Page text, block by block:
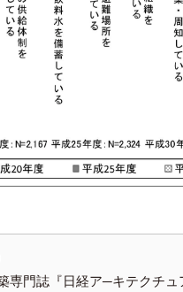
専門誌『日経ア─キテクチュ